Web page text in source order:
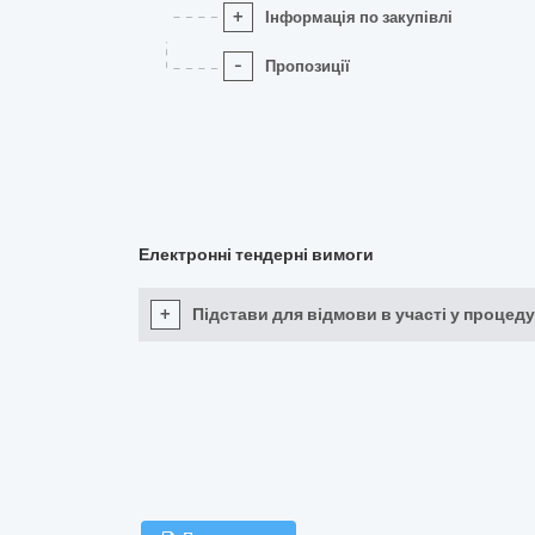
+ Інформація по закупівлі
- Пропозиції
Електронні тендерні вимоги
+ Підстави для відмови в участі у